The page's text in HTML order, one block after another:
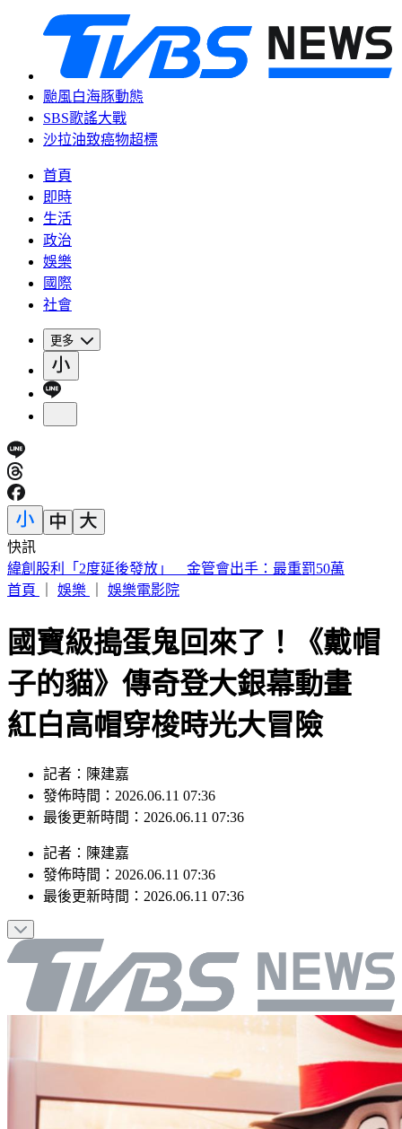
颱風白海豚動態
SBS歌謠大戰
沙拉油致癌物超標
首頁
即時
生活
政治
娛樂
國際
社會
更多
快訊
傅子純「穿病人服回家」生前暖舉惹鼻酸 愛妻心碎：我想你
了
國寶級搗蛋鬼回來了！《戴帽
子的貓》傳奇登大銀幕動畫
紅白高帽穿梭時光大冒險
記者：陳建嘉
發佈時間：2026.06.11 07:36
記者：陳建嘉
發佈時間：2026.06.11 07:36